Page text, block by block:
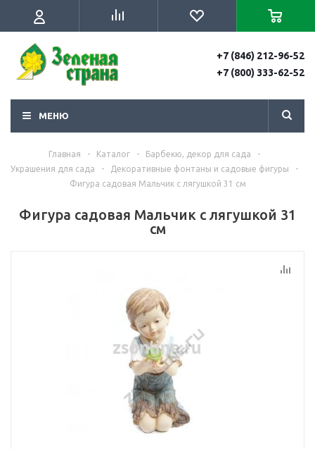
+7 (846) 212-96-52
+7 (800) 333-62-52
МЕНЮ
Главная - Каталог - Барбекю, декор для сада
-
Украшения для сада
- Декоративные фонтаны и садовые фигуры
-
Фигура садовая Мальчик с лягушкой 31 см
Фигура садовая Мальчик с лягушкой 31
см